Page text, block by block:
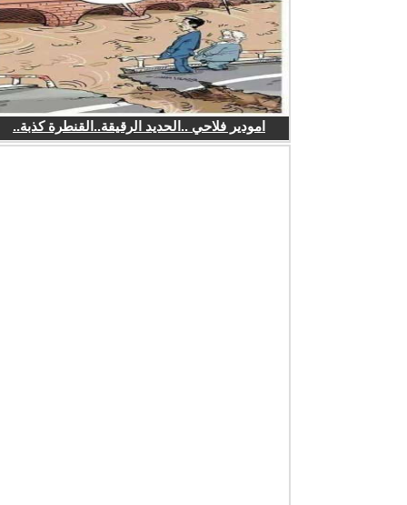
امودير فلاحي ..الحديد الرقيقة..القنطرة كذبة..